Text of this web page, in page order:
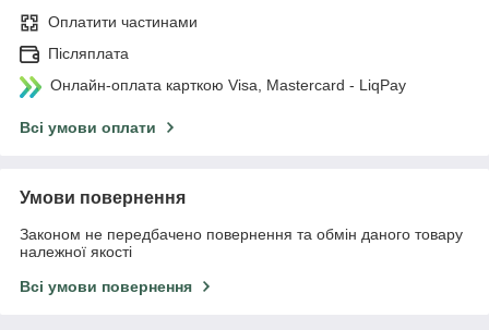
Оплатити частинами
Післяплата
Онлайн-оплата карткою Visa, Mastercard - LiqPay
Всі умови оплати
Умови повернення
Законом не передбачено повернення та обмін даного товару
належної якості
Всі умови повернення